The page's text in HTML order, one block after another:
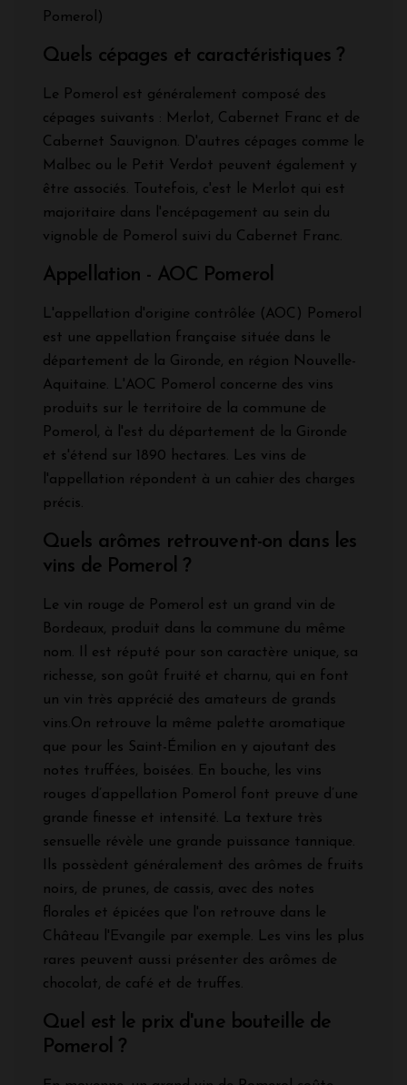
Pomerol)
Quels cépages et caractéristiques ?
Le Pomerol est généralement composé des
cépages suivants : Merlot, Cabernet Franc et de
Cabernet Sauvignon. D'autres cépages comme le
Malbec ou le Petit Verdot peuvent également y
être associés. Toutefois, c'est le Merlot qui est
majoritaire dans l'encépagement au sein du
vignoble de Pomerol suivi du Cabernet Franc.
Appellation - AOC Pomerol
L'appellation d'origine contrôlée (AOC) Pomerol
est une appellation française située dans le
département de la Gironde, en région Nouvelle-
Aquitaine. L'AOC Pomerol concerne des vins
produits sur le territoire de la commune de
Pomerol, à l'est du département de la Gironde
et s'étend sur 1890 hectares. Les vins de
l'appellation répondent à un cahier des charges
précis.
Quels arômes retrouvent-on dans les
vins de Pomerol ?
Le vin rouge de Pomerol est un grand vin de
Bordeaux, produit dans la commune du même
nom. Il est réputé pour son caractère unique, sa
richesse, son goût fruité et charnu, qui en font
un vin très apprécié des amateurs de grands
vins.On retrouve la même palette aromatique
que pour les Saint-Émilion en y ajoutant des
notes truffées, boisées. En bouche, les vins
rouges d’appellation Pomerol font preuve d’une
grande finesse et intensité. La texture très
sensuelle révèle une grande puissance tannique.
Ils possèdent généralement des arômes de fruits
noirs, de prunes, de cassis, avec des notes
florales et épicées que l'on retrouve dans le
Château l'Evangile par exemple. Les vins les plus
rares peuvent aussi présenter des arômes de
chocolat, de café et de truffes.
Quel est le prix d'une bouteille de
Pomerol ?